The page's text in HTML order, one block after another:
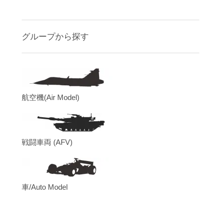
グループから探す
航空機(Air Model)
戦闘車両 (AFV)
車/Auto Model